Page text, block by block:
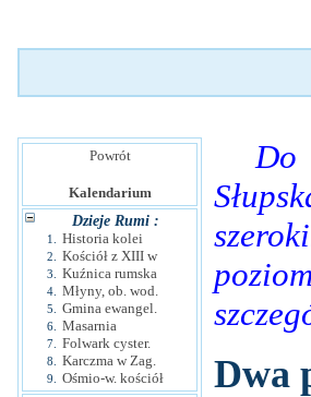
Powrót
Kalendarium
Dzieje Rumi :
1. Historia kolei
2. Kościół z XIII w
3. Kuźnica rumska
4. Młyny, ob. wod.
5. Gmina ewangel.
6. Masarnia
7. Folwark cyster.
8. Karczma w Zag.
9.
Ośmio-w. kościół
Do
Dwa